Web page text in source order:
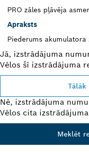
PRO zāles pļāvēja
Apraksts
Piederums akumulatora
Jā, izstrādājuma
Vēlos šī izstrādājuma
Tālāk
Nē, izstrādājuma
Vēlos cita
Meklēt